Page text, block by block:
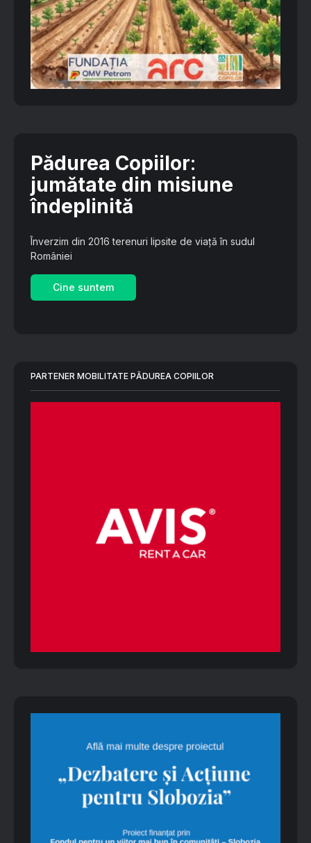
Pădurea Copiilor:
jumătate din misiune
îndeplinită
Înverzim din 2016 terenuri lipsite de viață în sudul
României
Cine suntem
PARTENER MOBILITATE PĂDUREA COPIILOR